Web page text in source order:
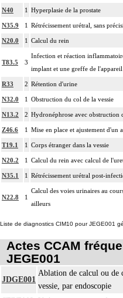
N40 1 Hyperplasie de la prostate
N35.9 1 Rétrécissement urétral, sans
N20.0 1 Calcul du rein
T83.5 3
Infection et réaction
implant et une greffe de
R33 2 Rétention d'urine
N32.0 1 Obstruction du col de la vessie
N13.2 2 Hydronéphrose avec obstruction
Z46.6 1 Mise en place et ajustement d'un
T19.1 1 Corps étranger dans la vessie
N20.2 1 Calcul du rein avec calcul de
N35.1 1 Rétrécissement urétral post-
N22.8 1
Calcul des voies urinaires au
ailleurs
Liste de diagnostics CIM10 pour JEGE001
Actes CCAM
JEGE001
JDGE001
Ablation de calcul ou de
vessie, par endoscopie